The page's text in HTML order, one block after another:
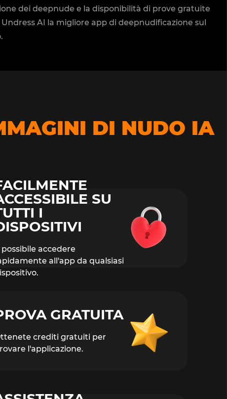
dei deepnude e la disponibilità di prove gratuite
AI la migliore app di deepnudificazione sul
DI NUDO IA
SU
I
possibile accedere
all'app da qualsiasi
GRATUITA
crediti gratuiti per
l'applicazione.